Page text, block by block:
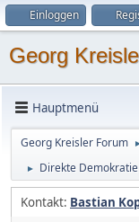
Einloggen
Georg
Hauptmenü
Georg Kreisler Forum
► Direkte
Kontakt: Bastian